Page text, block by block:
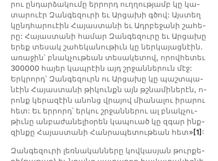
րու ըն­­դար­­ձա­­կու­­մը եր­­րորդ ուղ­­ղու­­թյամբ կը կա­­
տա­­րուէր Զան­­գե­­զու­­րի եւ Արցախի գծով: Այս­տեղ
կընդ­հա­րուէին Հա­յաս­տա­նի եւ Ադր­բե­ջա­նի շա­հե­
րը: Հա­յաս­տա­նի հա­մար Զան­գե­զու­րը եւ Արցախը
ե­րեք տե­սակ շա­հե­կա­նու­թիւն կը ներ­կա­յաց­նէին.
առա­ջին՝ բնակ­չու­թեան տե­սա­կե­տով, ո­րով­հե­տեւ
300000 հա­յեր կապ­րէին այդ շրջանն­երուն մէջ:
Երկ­րորդ՝ Զան­գե­զուրն ու Արցախը կը պաշտ­պա­
նէին Հա­յաս­տա­նի թի­կունքն այն թշնա­մի­նե­րէն, ո­
րոնք կե­րա­զէին ա­նոնց վրա­յով միա­նա­լու ի­րա­րու
հետ: Եւ եր­րորդ՝ եր­կու շրջան­նե­րու ալ բնակ­չու­
թիւ­նը ան­բա­ժա­նե­լիօ­րեն կա­պուած կը զգար ինք­
զին­քը Հա­յաս­տա­նի Հան­րա­պե­տու­թեան հետ»[1]:
Զան­­գե­­զու­­րի լեռ­­նա­­կան­­նե­­րը կով­­կա­­սյան թուր­­քե­­